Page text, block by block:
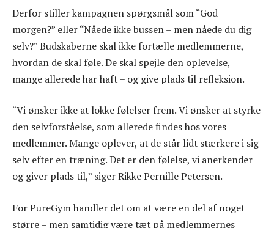
Derfor stiller kampagnen spørgsmål som “God
morgen?” eller “Nåede ikke bussen – men nåede du dig
selv?” Budskaberne skal ikke fortælle medlemmerne,
hvordan de skal føle. De skal spejle den oplevelse,
mange allerede har haft – og give plads til refleksion.
“Vi ønsker ikke at lokke følelser frem. Vi ønsker at styrke
den selvforståelse, som allerede findes hos vores
medlemmer. Mange oplever, at de står lidt stærkere i sig
selv efter en træning. Det er den følelse, vi anerkender
og giver plads til,” siger Rikke Pernille Petersen.
For PureGym handler det om at være en del af noget
større – men samtidig være tæt på medlemmernes